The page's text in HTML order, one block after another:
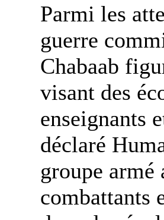
Parmi les
guerre
Chabaab
visant des
enseignants
déclaré
groupe armé
combattants